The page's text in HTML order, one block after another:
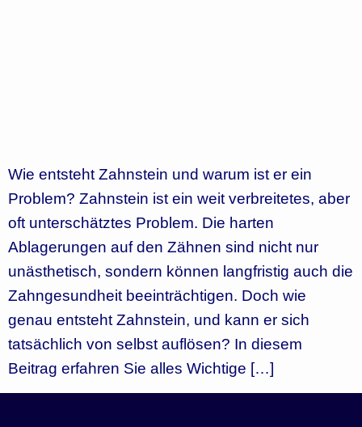
Wie entsteht Zahnstein und warum ist er ein
Problem? Zahnstein ist ein weit verbreitetes, aber
oft unterschätztes Problem. Die harten
Ablagerungen auf den Zähnen sind nicht nur
unästhetisch, sondern können langfristig auch die
Zahngesundheit beeinträchtigen. Doch wie
genau entsteht Zahnstein, und kann er sich
tatsächlich von selbst auflösen? In diesem
Beitrag erfahren Sie alles Wichtige […]